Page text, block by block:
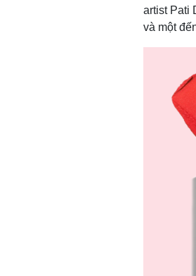
artist Pati
và một